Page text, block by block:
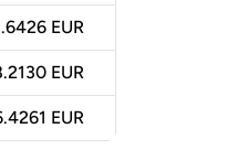
EUR
EUR
EUR